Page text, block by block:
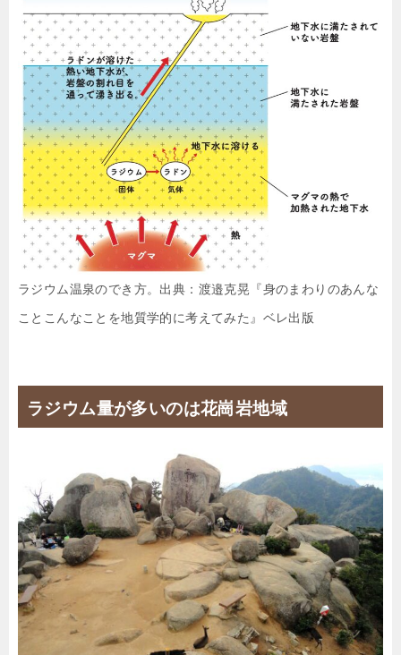
ラジウム温泉のでき方。出典：渡邉克晃『身のまわりのあんな
ことこんなことを地質学的に考えてみた』ベレ出版
ラジウム量が多いのは花崗岩地域